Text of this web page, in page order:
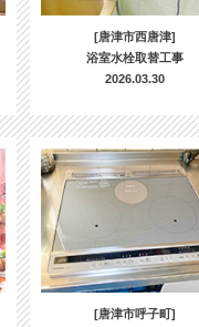
[唐津市西唐津]
浴室水栓取替工事
2026.03.30
[唐津市呼子町]